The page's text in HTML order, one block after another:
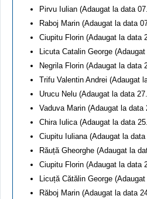
Pirvu Iulian (Adaugat la data
Raboj Marin (Adaugat la data
Ciupitu Florin (Adaugat la data
Licuta Catalin George
Negrila Florin (Adaugat la data
Trifu Valentin Andrei (Adaugat
Urucu Nelu (Adaugat la data
Vaduva Marin (Adaugat la data
Chira Iulica (Adaugat la data
Ciupitu Iuliana (Adaugat la data
Răuță Gheorghe (Adaugat la
Ciupitu Florin (Adaugat la data
Licuță Cătălin George
Răboj Marin (Adaugat la data